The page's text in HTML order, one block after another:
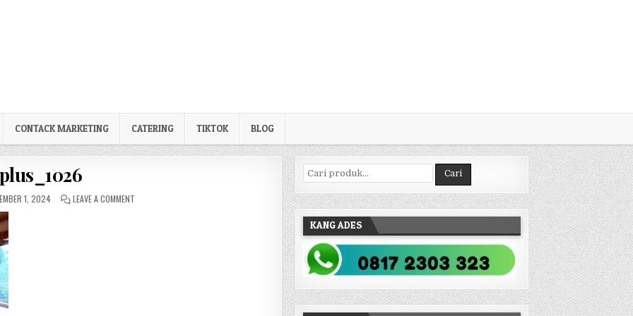
CONTACK MARKETING CATERING TIKTOK BLOG
DATE:
1, 2024 LEAVE A COMMENT
Pencarian untuk: Cari
KANG ADES